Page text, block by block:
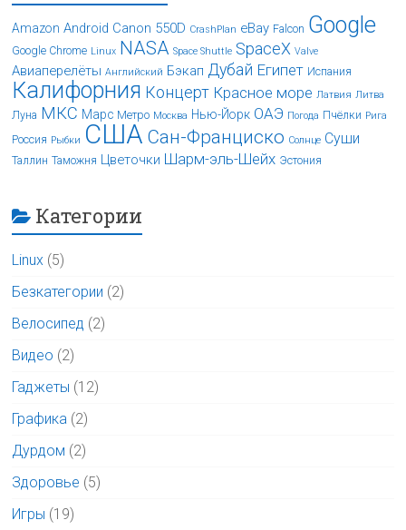
Amazon Android Canon 550D CrashPlan eBay Falcon Google
Google Chrome Linux NASA Space Shuttle SpaceX Valve
Авиаперелёты Английский Бэкап Дубай Египет Испания
Калифорния Концерт Красное море Латвия Литва
Луна МКС Марс Метро Москва Нью-Йорк ОАЭ Погода Пчёлки Рига
Россия Рыбки США Сан-Франциско Солнце Суши
Таллин Таможня Цветочки Шарм-эль-Шейх Эстония
Категории
Linux (5)
Безкатегории (2)
Велосипед (2)
Видео (2)
Гаджеты (12)
Графика (2)
Дурдом (2)
Здоровье (5)
Игры (19)